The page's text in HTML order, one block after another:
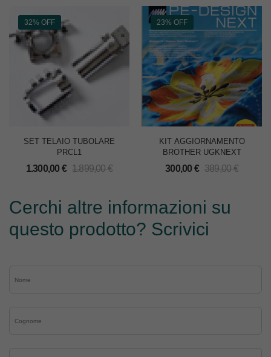
32% OFF
SET TELAIO TUBOLARE
PRCL1
1.300,00 € 1.899,00€
23% OFF
KIT AGGIORNAMENTO
BROTHER UGKNEXT
300,00 € 389,00€
Cerchi altre informazioni su
questo prodotto? Scrivici